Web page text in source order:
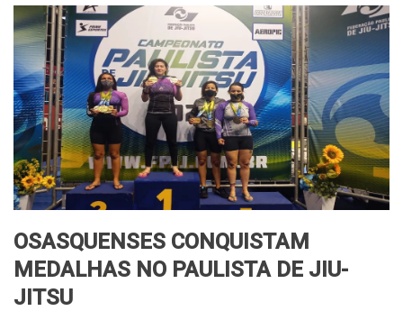
OSASQUENSES CONQUISTAM
MEDALHAS NO PAULISTA DE JIU-
JITSU